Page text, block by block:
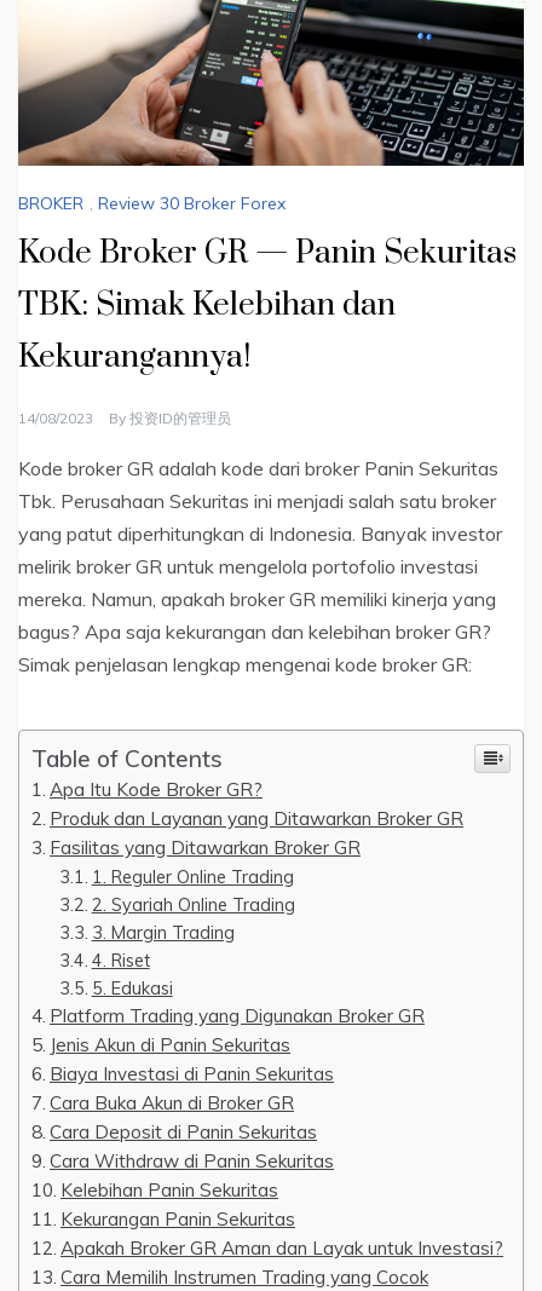
BROKER , Review 30 Broker Forex
Kode Broker GR — Panin Sekuritas
TBK: Simak Kelebihan dan
Kekurangannya!
14/08/2023 By 投资ID的管理员
Kode broker GR adalah kode dari broker Panin Sekuritas
Tbk. Perusahaan Sekuritas ini menjadi salah satu broker
yang patut diperhitungkan di Indonesia. Banyak investor
melirik broker GR untuk mengelola portofolio investasi
mereka. Namun, apakah broker GR memiliki kinerja yang
bagus? Apa saja kekurangan dan kelebihan broker GR?
Simak penjelasan lengkap mengenai kode broker GR:
Table of Contents
Apa Itu Kode Broker GR?
Produk dan Layanan yang Ditawarkan Broker GR
Fasilitas yang Ditawarkan Broker GR
1. Reguler Online Trading
2. Syariah Online Trading
3. Margin Trading
4. Riset
5. Edukasi
Platform Trading yang Digunakan Broker GR
Jenis Akun di Panin Sekuritas
Biaya Investasi di Panin Sekuritas
Cara Buka Akun di Broker GR
Cara Deposit di Panin Sekuritas
Cara Withdraw di Panin Sekuritas
Kelebihan Panin Sekuritas
Kekurangan Panin Sekuritas
Apakah Broker GR Aman dan Layak untuk Investasi?
Cara Memilih Instrumen Trading yang Cocok